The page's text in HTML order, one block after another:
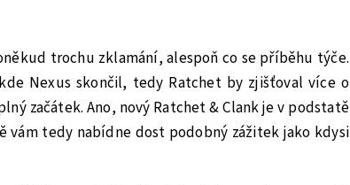
trochu zklamání, alespoň co se příběhu týče.
Nexus skončil, tedy Ratchet by zjišťoval více o
začátek. Ano, nový Ratchet & Clank je v podstatě
vám tedy nabídne dost podobný zážitek jako kdysi